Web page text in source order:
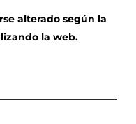
alterado según la
la web.